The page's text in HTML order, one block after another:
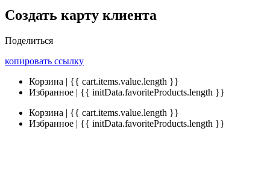
Создать карту клиента
Поделиться
копировать ссылку
Корзина | {{ cart.items.value.length }}
Избранное | {{ initData.favoriteProducts.length }}
Корзина | {{ cart.items.value.length }}
Избранное | {{ initData.favoriteProducts.length }}